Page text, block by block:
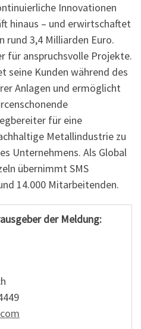
Innovationen
hinaus – und erwirtschaftet
3,4 Milliarden Euro.
für anspruchsvolle Projekte.
seine Kunden während des
Anlagen und ermöglicht
für eine
Metallindustrie zu
Unternehmens. Als Global
übernimmt SMS
14.000 Mitarbeitenden.
der Meldung: